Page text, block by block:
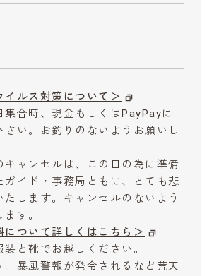
イルス対策について＞
集合時、現金もしくはPayPayに
さい。お釣りのないようお願いし
キャンセルは、この日の為に準備
ガイド・事務局ともに、とても悲
たします。キャンセルのないよう
す。
について詳しくはこちら＞
と靴でお越しください。
。暴風警報が発令されるなど荒天